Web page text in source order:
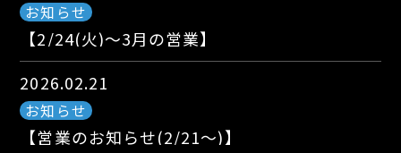
【2/24(火)～3月の営業】
お知らせ
【営業のお知らせ(2/21～)】
2026.02.21
お知らせ